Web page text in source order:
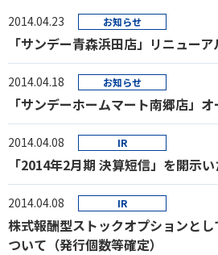
2014.04.23 お知らせ
「サンデー青森浜田店」リニュー
2014.04.18 お知らせ
「サンデーホームマート南郷店」
2014.04.08 IR
「2014年2月期 決算短信」を開示
2014.04.08 IR
株式報酬型ストックオプションと
ついて（発行個数等確定）